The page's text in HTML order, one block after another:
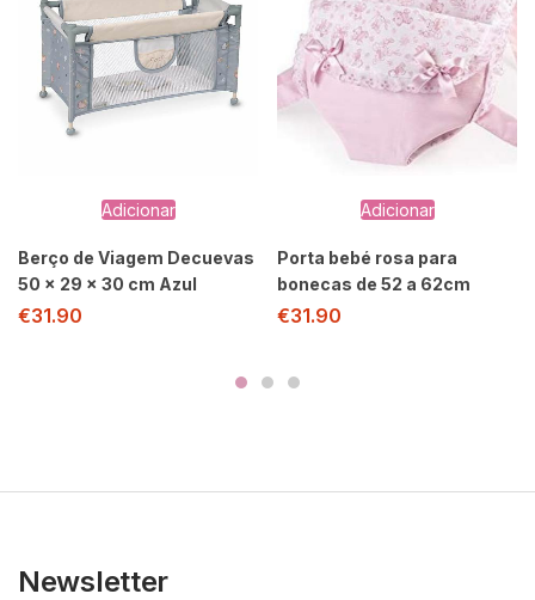
Adicionar
Berço de Viagem Decuevas
50 x 29 x 30 cm Azul
€31.90
Adicionar
Porta bebé rosa para
bonecas de 52 a 62cm
€31.90
Newsletter